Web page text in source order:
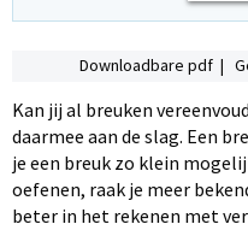
Downloadbare pdf |
Kan jij al breuken
daarmee aan de slag. Een
je een breuk zo klein
oefenen, raak je meer
beter in het rekenen met